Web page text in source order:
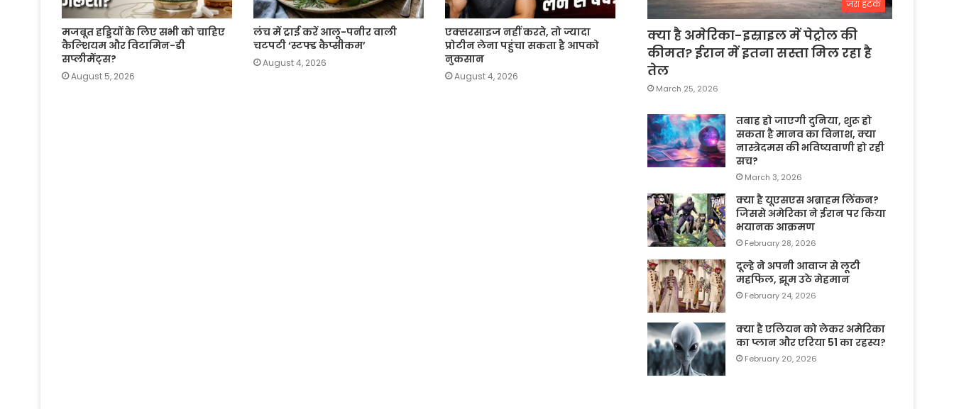
मजबूत हड्डियों के लिए सभी को चाहिए
कैल्शियम और विटामिन-डी
सप्लीमेंट्स?
August 5, 2026
लंच में ट्राई करें आलू-पनीर वाली
चटपटी ‘स्टफ्ड कैप्सीकम’
August 4, 2026
एक्सरसाइज नहीं करते, तो ज्यादा
प्रोटीन लेना पहुंचा सकता है आपको
नुकसान
August 4, 2026
जरा हटके
क्या है अमेरिका-इस्राइल में पेट्रोल की
कीमत? ईरान में इतना सस्ता मिल रहा है
तेल
March 25, 2026
तबाह हो जाएगी दुनिया, शुरू हो
सकता है मानव का विनाश, क्या
नास्त्रेदमस की भविष्यवाणी हो रही
सच?
March 3, 2026
क्या है यूएसएस अब्राहम लिंकन?
जिससे अमेरिका ने ईरान पर किया
भयानक आक्रमण
February 28, 2026
दूल्हे ने अपनी आवाज से लूटी
महफिल, झूम उठे मेहमान
February 24, 2026
क्या है एलियन को लेकर अमेरिका
का प्लान और एरिया 51 का रहस्य?
February 20, 2026